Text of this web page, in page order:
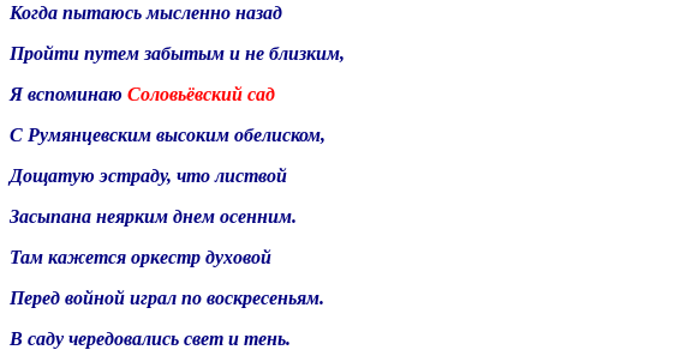
Когда пытаюсь мысленно назад
Пройти путем забытым и не близким,
Я вспоминаю Соловьёвский сад
С Румянцевским высоким обелиском,
Дощатую эстраду, что листвой
Засыпана неярким днем осенним.
Там кажется оркестр духовой
Перед войной играл по воскресеньям.
В саду чередовались свет и тень.